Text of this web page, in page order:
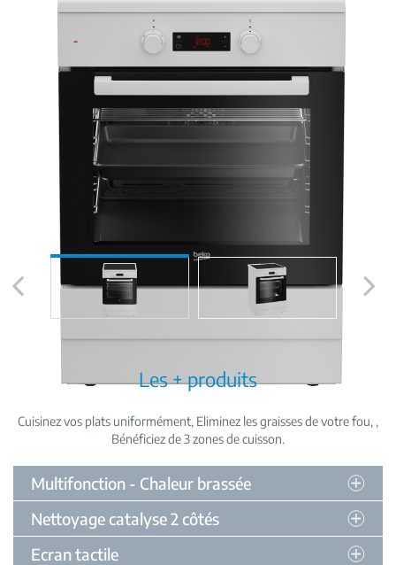
Les + produits
Cuisinez vos plats uniformément Eliminez les graisses de votre fou
Bénéficiez de 3 zones de cuisson
Multifonction - Chaleur brassée
Nettoyage catalyse 2 côtés
Ecran tactile